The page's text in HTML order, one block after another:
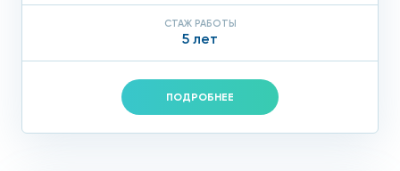
СТАЖ РАБОТЫ
5 лет
ПОДРОБНЕЕ